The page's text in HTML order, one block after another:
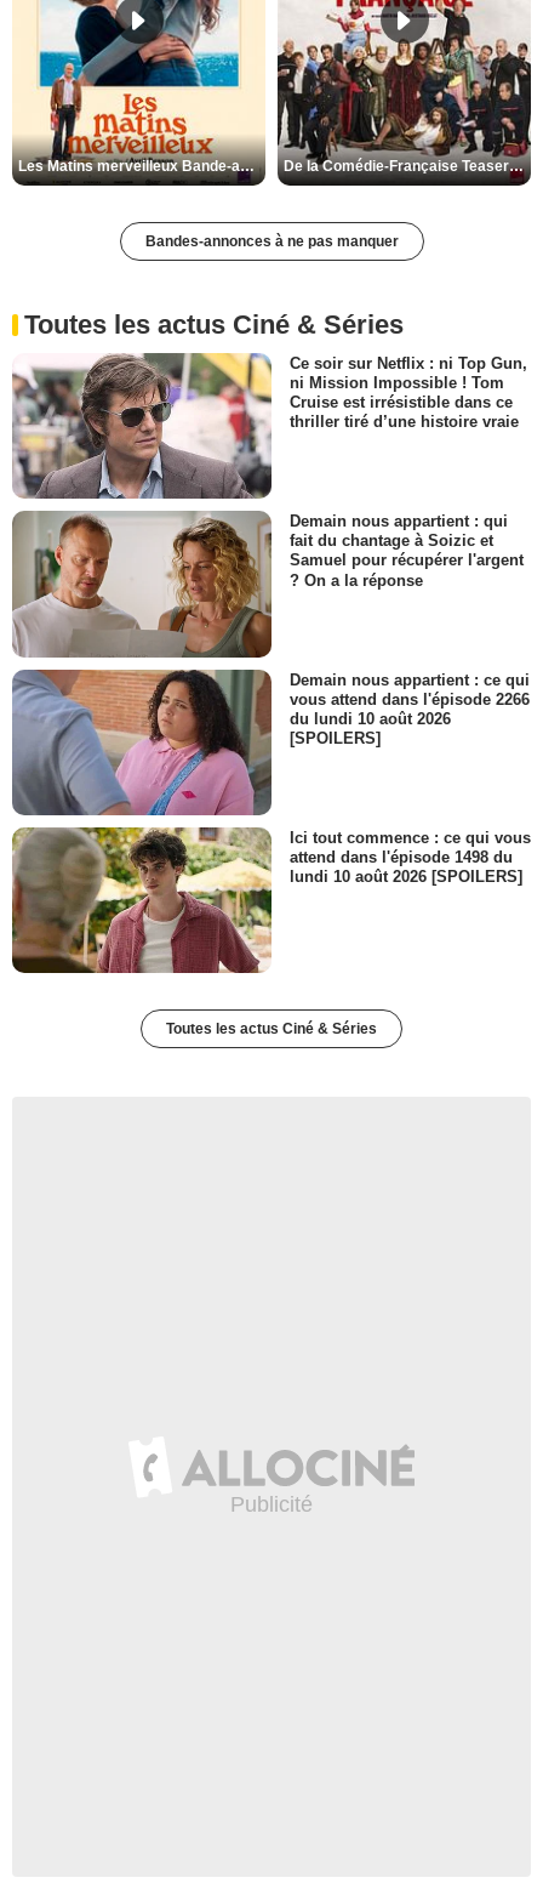
Les Matins merveilleux Bande-annonce VF De la Comédie-Française Teaser VF
Bandes-annonces à ne pas manquer
Toutes les actus Ciné & Séries
Ce soir sur Netflix : ni Top Gun,
ni Mission Impossible ! Tom
Cruise est irrésistible dans ce
thriller tiré d’une histoire vraie
Demain nous appartient : qui
fait du chantage à Soizic et
Samuel pour récupérer l'argent
? On a la réponse
Demain nous appartient : ce qui
vous attend dans l'épisode 2266
du lundi 10 août 2026
[SPOILERS]
Ici tout commence : ce qui vous
attend dans l'épisode 1498 du
lundi 10 août 2026 [SPOILERS]
Toutes les actus Ciné & Séries